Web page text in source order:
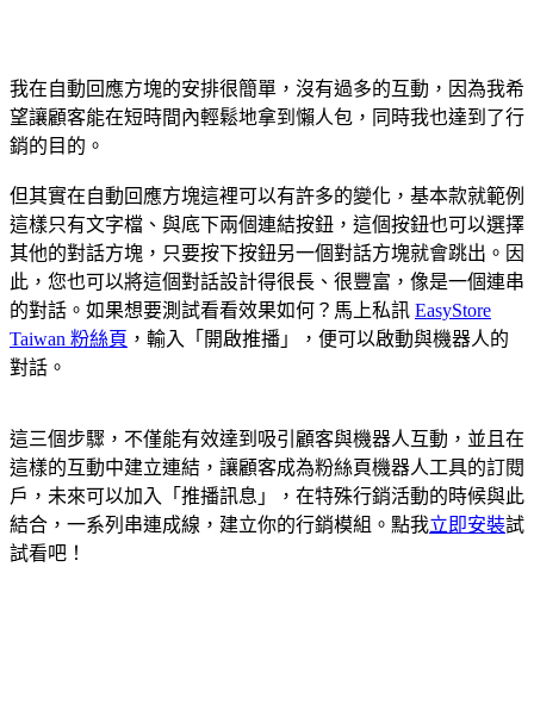
我在自動回應方塊的安排很簡單，沒有過多的互動，因為我希
望讓顧客能在短時間內輕鬆地拿到懶人包，同時我也達到了行
銷的目的。
但其實在自動回應方塊這裡可以有許多的變化，基本款就範例
這樣只有文字檔、與底下兩個連結按鈕，這個按鈕也可以選擇
其他的對話方塊，只要按下按鈕另一個對話方塊就會跳出。因
此，您也可以將這個對話設計得很長、很豐富，像是一個連串
的對話。如果想要測試看看效果如何？馬上私訊 EasyStore
Taiwan 粉絲頁 ，輸入「開啟推播」，便可以啟動與機器人的
對話。
這三個步驟，不僅能有效達到吸引顧客與機器人互動，並且在
這樣的互動中建立連結，讓顧客成為粉絲頁機器人工具的訂閱
戶，未來可以加入「推播訊息」，在特殊行銷活動的時候與此
結合，一系列串連成線，建立你的行銷模組。點我立即安裝試
試看吧！